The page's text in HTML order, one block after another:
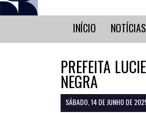
INÍCIO NOTÍCIAS
PREFEITA
NEGRA
SÁBADO, 14 DE JUNHO DE